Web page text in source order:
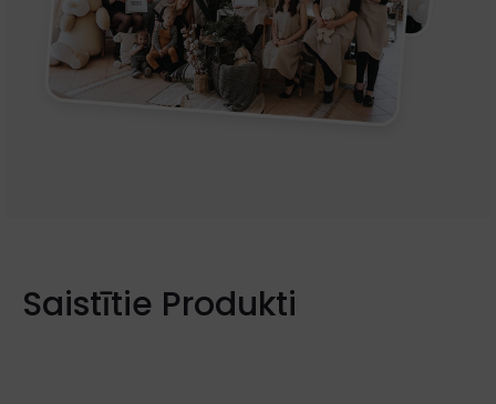
Saistītie Produkti